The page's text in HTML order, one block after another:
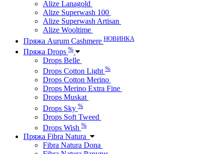
Alize Lanagold
Alize Superwash 100
Alize Superwash Artisan
Alize Wooltime
Пряжа Aurum Cashmere НОВИНКА
Пряжа Drops %
Drops Belle
Drops Cotton Light %
Drops Cotton Merino
Drops Merino Extra Fine
Drops Muskat
Drops Sky %
Drops Soft Tweed
Drops Wish %
Пряжа Fibra Natura
Fibra Natura Dona